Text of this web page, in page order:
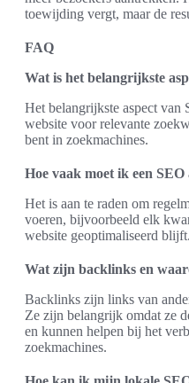
toewijding vergt, maar de
FAQ
Wat is het belangrijkste
Het belangrijkste aspect van
website voor relevante
bent in zoekmachines.
Hoe vaak moet ik een SEO
Het is aan te raden om
voeren, bijvoorbeeld elk
website geoptimaliseerd blijft.
Wat zijn backlinks en
Backlinks zijn links van
Ze zijn belangrijk omdat ze
en kunnen helpen bij het
zoekmachines.